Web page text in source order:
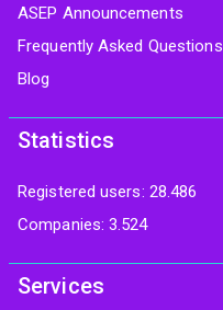
ASEP Announcements
Frequently Asked Questions
Blog
Statistics
Registered users: 28.486
Companies: 3.524
Services